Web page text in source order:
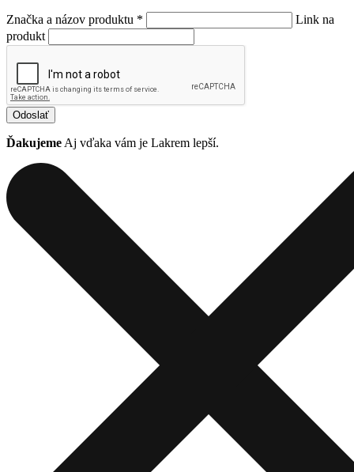
Značka a názov produktu *
Link na
produkt
Odoslať
Ďakujeme Aj vďaka vám je Lakrem lepší.